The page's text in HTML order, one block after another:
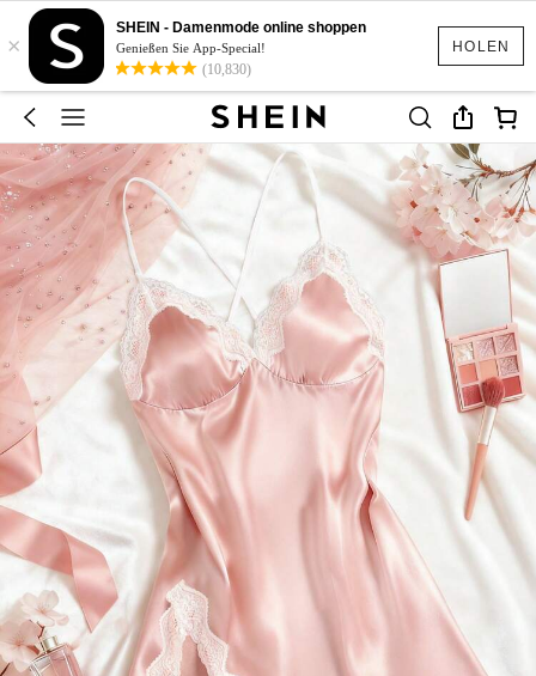
HOLEN
×
SHEIN - Damenmode online shoppen
Genießen Sie App-Special!
(10,830)